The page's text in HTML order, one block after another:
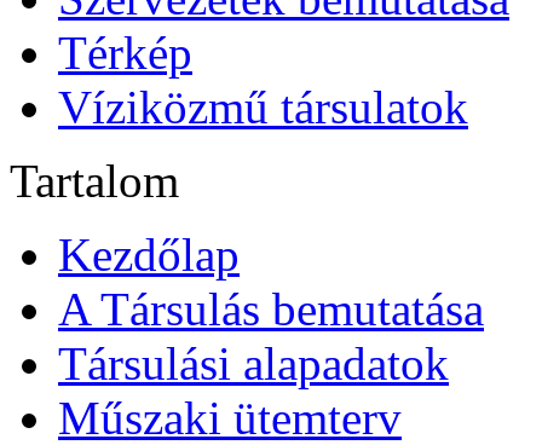
Térkép
Víziközmű társulatok
Tartalom
Kezdőlap
A Társulás bemutatása
Társulási alapadatok
Műszaki ütemterv